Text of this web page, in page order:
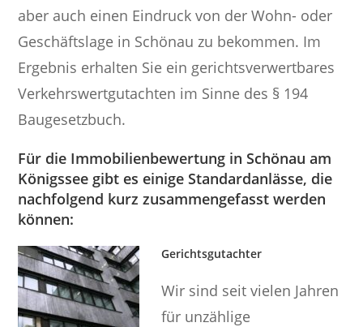
aber auch einen Eindruck von der Wohn- oder
Geschäftslage in Schönau zu bekommen. Im
Ergebnis erhalten Sie ein gerichtsverwertbares
Verkehrswertgutachten im Sinne des § 194
Baugesetzbuch.
Für die Immobilienbewertung in Schönau am
Königssee gibt es einige Standardanlässe, die
nachfolgend kurz zusammengefasst werden
können:
Gerichtsgutachter
Wir sind seit vielen Jahren
für unzählige